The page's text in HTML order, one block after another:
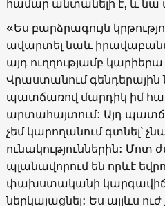
համար անտանելի է, և նա
«Ես բարձրագույն
ավարտել նաև
այդ ուղղությամբ կարիերա
Վրաստանում գենդերային
պատճառով մարդիկ իմ
արտահայտում: Այդ
չեմ կարողանում գտնել՝
ունակություններին: Մոտ
պլանավորում են որևէ
փախստականի
ներկայացնել: Ես այլևս